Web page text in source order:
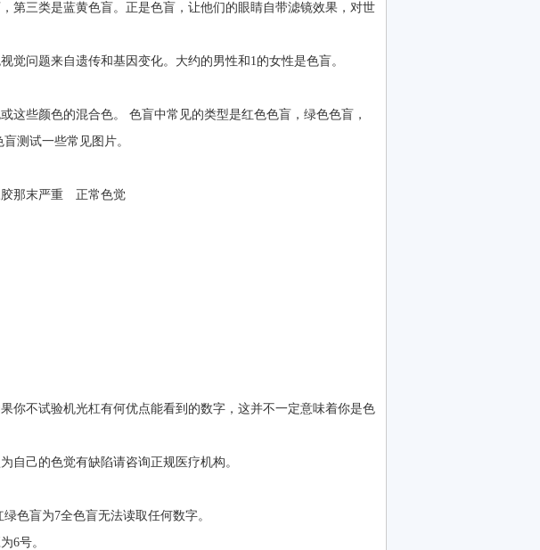
第三类是蓝黄色盲。正是色盲，让他们的眼睛自带滤镜效果，对世
觉问题来自遗传和基因变化。大约的男性和1的女性是色盲。
这些颜色的混合色。 色盲中常见的类型是红色色盲，绿色色盲，
测试一些常见图片。
胶那末严重 正常色觉
你不试验机光杠有何优点能看到的数字，这并不一定意味着你是色
自己的色觉有缺陷请咨询正规医疗机构。
色盲为7全色盲无法读取任何数字。
6号。